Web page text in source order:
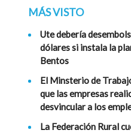
MÁS VISTO
Ute debería
dólares si instala la
Bentos
El Minsterio de
que las empresas
desvincular a los
La Federación Rural